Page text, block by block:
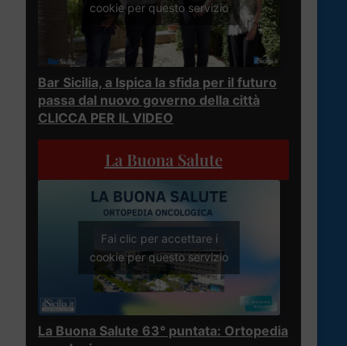
cookie per questo servizio
Bar Sicilia, a Ispica la sfida per il futuro
passa dal nuovo governo della città
CLICCA PER IL VIDEO
La Buona Salute
Fai clic per accettare i
cookie per questo servizio
La Buona Salute 63° puntata: Ortopedia